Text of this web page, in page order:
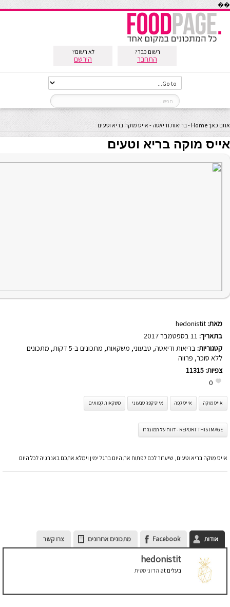
��
רשום כבר?
התחבר
לא רשום?
הירשם
אתם כאן: Home
-בריאות ודיאטה - אייס מוקה בריא וטעים
אייס מוקה בריא וטעים
מאת: hedonistit
בתאריך:
קטגוריות: בריאות ודיאטה, טבעוני, משקאות, מתכונים ב-5 דקות , מתכונים
ללא סוכר, פרווה
צפיות: 11315
0
אייס מוקה אייס קפה אייס קפה טבעוני משקאות קפואים
REPORT THIS IMAGE - דווח על תמונה זו
אייס מוקה בריא וטעים, שיעזור לכם לפתוח את היום ברגל ימין וימלא אתכם באנרגיה לכל היום
אודות Facebook מתכונים אחרונים צרו קשר
hedonistit
בעלים הדוניסטית